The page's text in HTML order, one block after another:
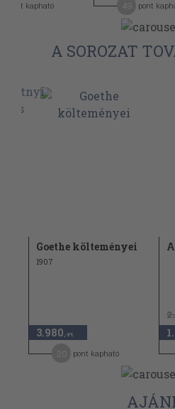
pont kapható pont
A SOROZAT
Goethe költeményei
1907
3.980 ,-Ft
pont kapható